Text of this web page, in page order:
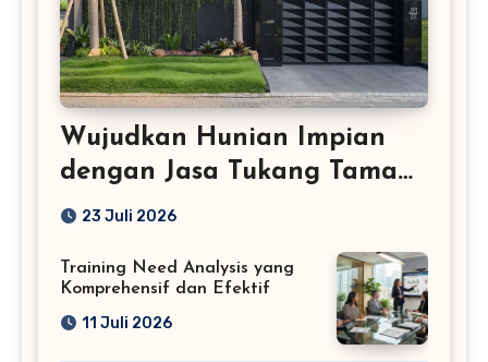
Wujudkan Hunian Impian
dengan Jasa Tukang Taman
Profesional
23 Juli 2026
Training Need Analysis yang
Komprehensif dan Efektif
11 Juli 2026